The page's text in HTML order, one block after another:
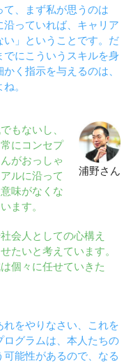
、まず私が思うのは
沿っていれば、キャリア
」ということです。だ
にこういうスキルを身
く指示を与えるのは、
。
浦野さん
もないし、
にコンセプ
がおっしゃ
ルに沿って
味がなくな
ます。
会人としての心構え
たいと考えています。
個々に任せていきた
をやりなさい、これを
グラムは、本人たちの
能性があるので、なる